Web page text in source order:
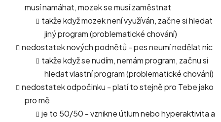
musí namáhat, mozek se musí zaměstnat
takže když mozek není využíván, začne si hledat
jiný program (problematické chování)
nedostatek nových podnětů - pes neumí nedělat nic
takže když se nudím, nemám program, začnu si
hledat vlastní program (problematické chování)
nedostatek odpočinku - platí to stejně pro Tebe jako
pro mě
je to 50/50 - vznikne útlum nebo hyperaktivita a